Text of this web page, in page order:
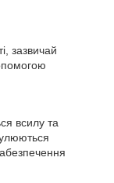
зазвичай
всилу та